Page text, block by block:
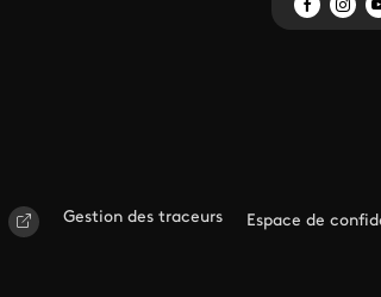
Gestion des traceurs Espace de